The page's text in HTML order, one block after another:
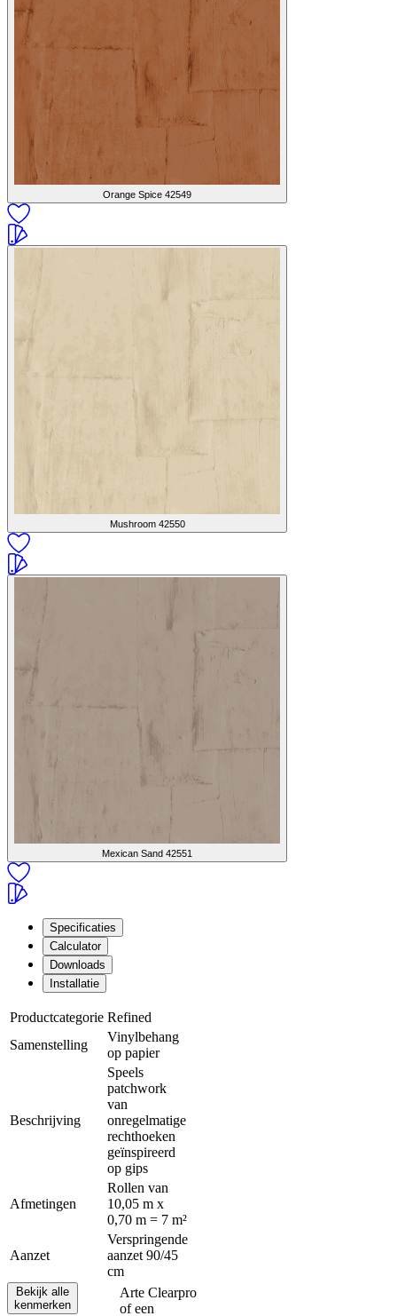
Orange Spice 42549
Mushroom 42550
Mexican Sand 42551
Specificaties
Calculator
Downloads
Installatie
Productcategorie Refined
Samenstelling
Vinylbehang
op papier
Beschrijving
Speels
patchwork
van
onregelmatige
rechthoeken
geïnspireerd
op gips
Afmetingen
Rollen van
10,05 m x
0,70 m = 7 m²
Aanzet
Verspringende
aanzet 90/45
cm
Arte Clearpro
of een
Bekijk alle
kenmerken